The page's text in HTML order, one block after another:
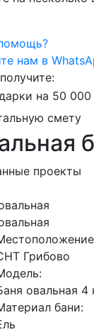
нам в
на 50 000
смету
проекты
Грибово
овальная 4
бани: